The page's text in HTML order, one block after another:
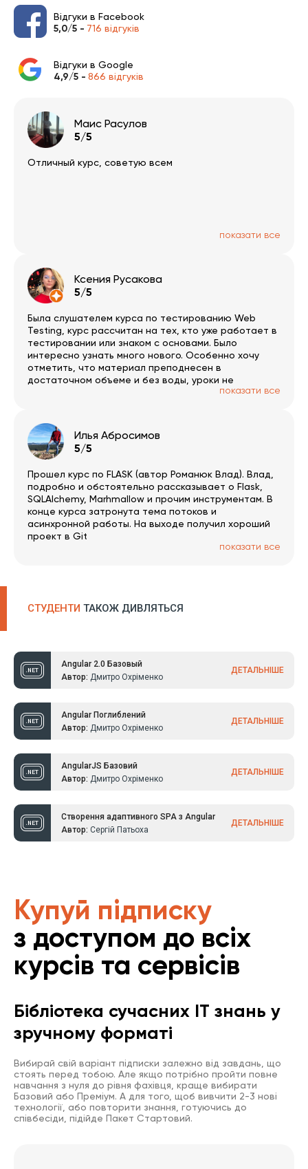
Відгуки в Facebook
5,0/5 - 716 відгуків
Відгуки в Google
4,9/5 - 866 відгуків
Маис Расулов
5/5
Отличный курс, советую всем
показати все
Ксения Русакова
5/5
Была слушателем курса по тестированию Web
Testing, курс рассчитан на тех, кто уже работает в
тестировании или знаком с основами. Было
интересно узнать много нового. Особенно хочу
отметить, что материал преподнесен в
достаточном объеме и без воды, уроки не
превышают часа с небольшим, есть домашки и
показати все
Илья Абросимов
5/5
Прошел курс по FLASK (автор Романюк Влад). Влад,
подробно и обстоятельно рассказывает о Flask,
SQLAlchemy, Marhmallow и прочим инструментам. В
конце курса затронута тема потоков и
асинхронной работы. На выходе получил хороший
проект в Git
показати все
СТУДЕНТИ ТАКОЖ ДИВЛЯТЬСЯ
Angular 2.0 Базовый
Автор: Дмитро Охріменко
ДЕТАЛЬНІШЕ
Angular Поглиблений
Автор: Дмитро Охріменко
ДЕТАЛЬНІШЕ
AngularJS Базовий
Автор: Дмитро Охріменко
ДЕТАЛЬНІШЕ
Створення адаптивного SPA з Angular
Автор: Сергій Патьоха
ДЕТАЛЬНІШЕ
Купуй підписку
з доступом до всіх
курсів та сервісів
Бібліотека сучасних IT знань у
зручному форматі
Вибирай свій варіант підписки залежно від завдань, що
стоять перед тобою. Але якщо потрібно пройти повне
навчання з нуля до рівня фахівця, краще вибирати
Базовий або Преміум. А для того, щоб вивчити 2-3 нові
технології, або повторити знання, готуючись до
співбесіди, підійде Пакет Стартовий.